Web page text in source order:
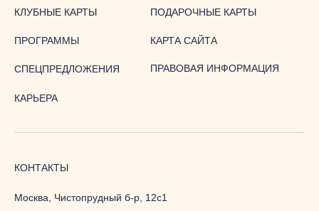
Москва, Чистопрудный б-р, 12с1
ПРОГРАММЫ
КЛУБНЫЕ КАРТЫ
КАРЬЕРА
СПЕЦПРЕДЛОЖЕНИЯ ПРАВОВАЯ ИНФОРМАЦИЯ
КАРТА САЙТА
КОНТАКТЫ
ПОДАРОЧНЫЕ КАРТЫ